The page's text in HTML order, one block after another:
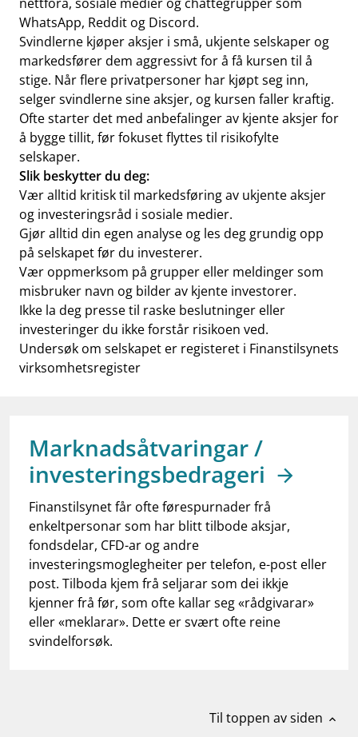
WhatsApp, Reddit og Discord.
Svindlerne kjøper aksjer i små, ukjente selskaper og
markedsfører dem aggressivt for å få kursen til å
stige. Når flere privatpersoner har kjøpt seg inn,
selger svindlerne sine aksjer, og kursen faller kraftig.
Ofte starter det med anbefalinger av kjente aksjer for
å bygge tillit, før fokuset flyttes til risikofylte
selskaper.
Slik beskytter du deg:
Vær alltid kritisk til markedsføring av ukjente aksjer
og investeringsråd i sosiale medier.
Gjør alltid din egen analyse og les deg grundig opp
på selskapet før du investerer.
Vær oppmerksom på grupper eller meldinger som
misbruker navn og bilder av kjente investorer.
Ikke la deg presse til raske beslutninger eller
investeringer du ikke forstår risikoen ved.
Undersøk om selskapet er registeret i Finanstilsynets
virksomhetsregister
Marknadsåtvaringar /
investeringsbedrageri
Finanstilsynet får ofte førespurnader frå
enkeltpersonar som har blitt tilbode aksjar,
fondsdelar, CFD-ar og andre
investeringsmoglegheiter per telefon, e-post eller
post. Tilboda kjem frå seljarar som dei ikkje
kjenner frå før, som ofte kallar seg «rådgivarar»
eller «meklarar». Dette er svært ofte reine
svindelforsøk.
Til toppen av siden expand_less